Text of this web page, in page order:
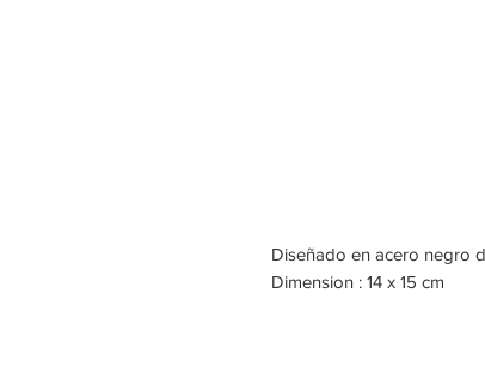
Diseñado en acero negro
Dimension : 14 x 15 cm